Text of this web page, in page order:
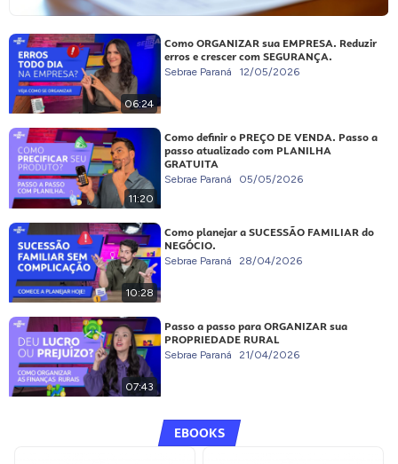
06:24
Como ORGANIZAR sua EMPRESA. Reduzir
erros e crescer com SEGURANÇA.
Sebrae Paraná 12/05/2026
11:20
Como definir o PREÇO DE VENDA. Passo a
passo atualizado com PLANILHA
GRATUITA
Sebrae Paraná 05/05/2026
10:28
Como planejar a SUCESSÃO FAMILIAR do
NEGÓCIO.
Sebrae Paraná 28/04/2026
07:43
Passo a passo para ORGANIZAR sua
PROPRIEDADE RURAL
Sebrae Paraná 21/04/2026
EBOOKS